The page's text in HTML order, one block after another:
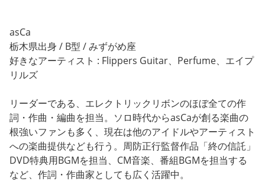
asCa
栃木県出身 / B型 / みずがめ座
好きなアーティスト : Flippers Guitar、Perfume、エイプ
リルズ
リーダーである、エレクトリックリボンのほぼ全ての作
詞・作曲・編曲を担当。ソロ時代からasCaが創る楽曲の
根強いファンも多く、現在は他のアイドルやアーティスト
への楽曲提供なども行う。周防正行監督作品「終の信託」
DVD特典用BGMを担当、CM音楽、番組BGMを担当する
など、作詞・作曲家としても広く活躍中。